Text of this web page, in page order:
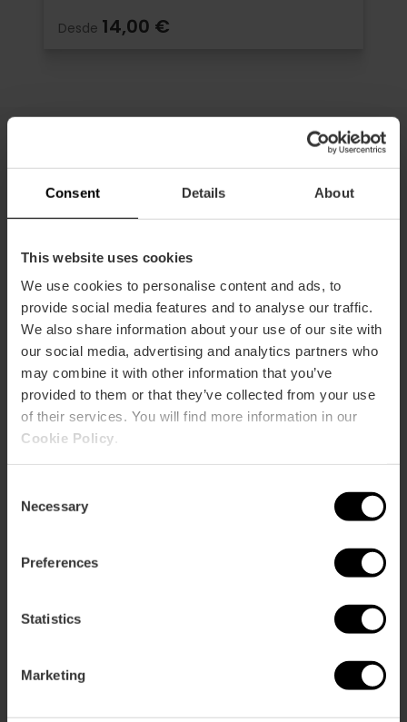
Consent Details About
This website uses cookies
We use cookies to personalise content and ads, to
provide social media features and to analyse our traffic.
We also share information about your use of our site with
our social media, advertising and analytics partners who
may combine it with other information that you’ve
provided to them or that they’ve collected from your use
of their services. You will find more information in our
Cookie Policy
Selection
Necessary
Preferences
Statistics
Marketing
Desde 14,00 €
Todas las combinaciones
Entrada Combinada al Hemisfèric